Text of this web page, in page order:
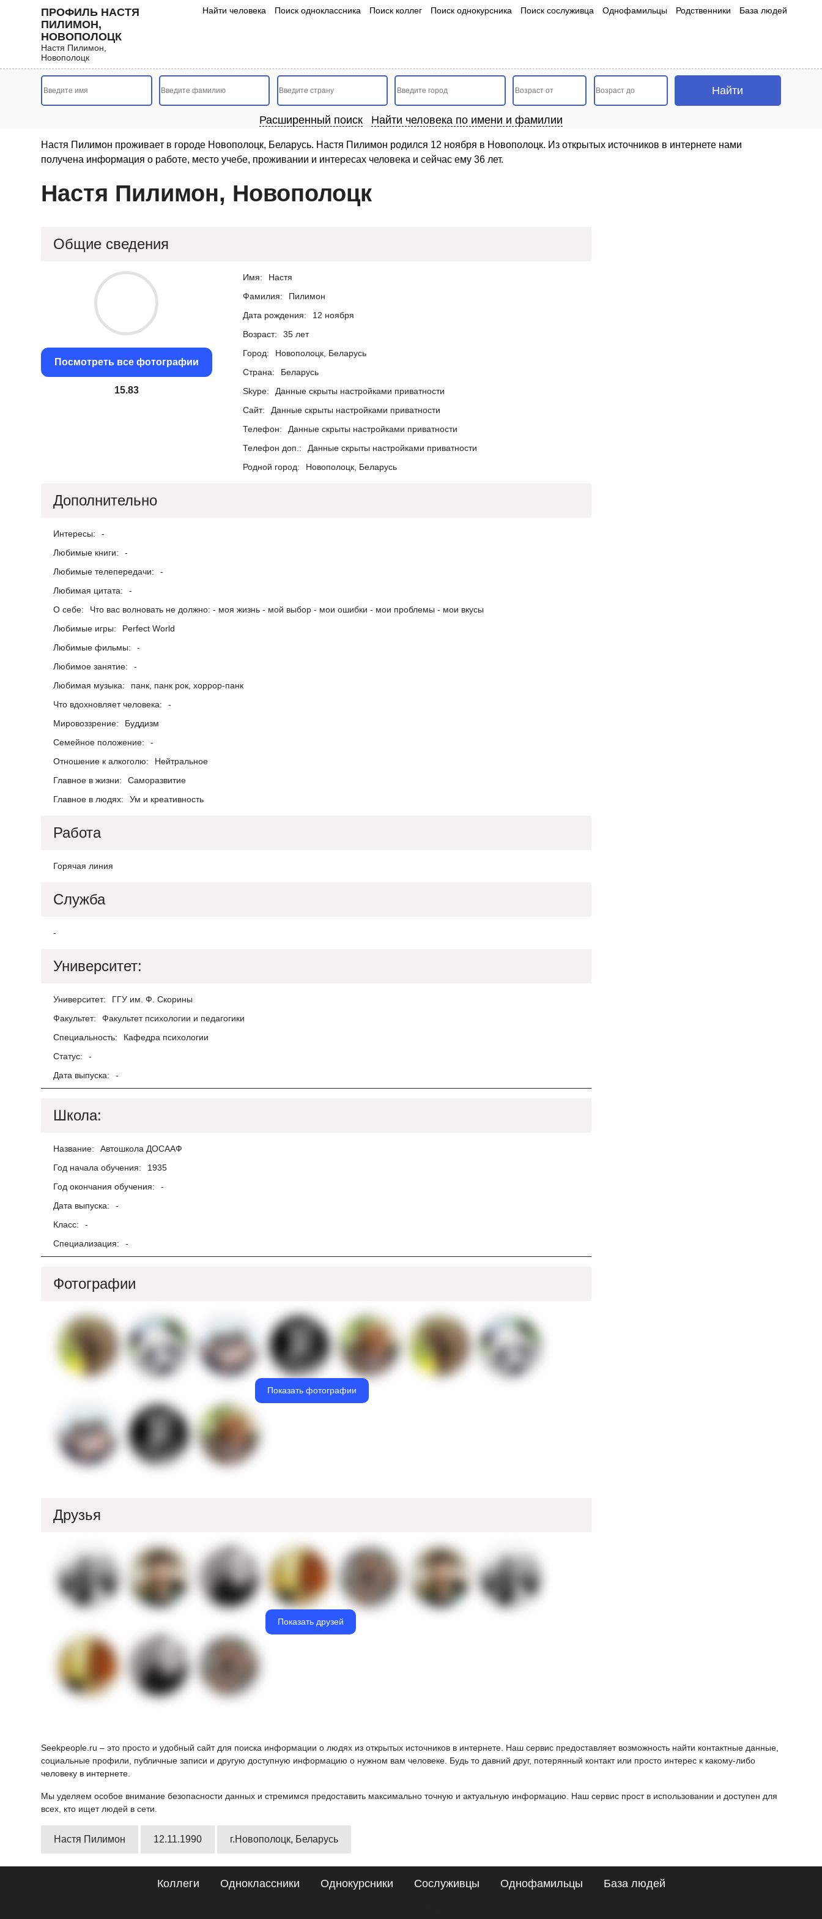
ПРОФИЛЬ НАСТЯ
ПИЛИМОН,
НОВОПОЛОЦК
Настя Пилимон,
Новополоцк
Найти человека Поиск одноклассника Поиск коллег Поиск однокурсника Поиск сослуживца Однофамильцы Родственники База людей
Расширенный поиск Найти человека по имени и фамилии
Настя Пилимон проживает в городе Новополоцк, Беларусь. Настя Пилимон родился 12 ноября в Новополоцк. Из открытых источников в интернете нами
получена информация о работе, место учебе, проживании и интересах человека и сейчас ему 36 лет.
Настя Пилимон, Новополоцк
Общие сведения
Посмотреть все фотографии
15.08
Имя:
Настя
Фамилия:
Пилимон
Дата рождения:
12 ноября
Возраст:
35 лет
Город:
Новополоцк, Беларусь
Страна:
Беларусь
Skype:
Данные скрыты настройками приватности
Сайт:
Данные скрыты настройками приватности
Телефон:
Данные скрыты настройками приватности
Телефон доп.:
Данные скрыты настройками приватности
Родной город:
Новополоцк, Беларусь
Дополнительно
Интересы:
-
Любимые книги:
-
Любимые телепередачи:
-
Любимая цитата:
-
О себе:
Что вас волновать не должно: - моя жизнь - мой выбор - мои ошибки - мои проблемы - мои вкусы
Любимые игры:
Perfect World
Любимые фильмы:
-
Любимое занятие:
-
Любимая музыка:
панк, панк рок, хоррор-панк
Что вдохновляет человека:
-
Мировоззрение:
Буддизм
Семейное положение:
-
Отношение к алкоголю:
Нейтральное
Главное в жизни:
Саморазвитие
Главное в людях:
Ум и креативность
Работа
Горячая линия
Служба
-
Университет:
Университет:
ГГУ им. Ф. Скорины
Факультет:
Факультет психологии и педагогики
Специальность:
Кафедра психологии
Статус:
-
Дата выпуска:
-
Школа:
Название:
Автошкола ДОСААФ
Год начала обучения:
1935
Год окончания обучения:
-
Дата выпуска:
-
Класс:
-
Специализация:
-
Фотографии
Показать фотографии
Друзья
Показать друзей
Seekpeople.ru – это просто и удобный сайт для поиска информации о людях из открытых источников в интернете. Наш сервис предоставляет возможность найти контактные данные,
социальные профили, публичные записи и другую доступную информацию о нужном вам человеке. Будь то давний друг, потерянный контакт или просто интерес к какому-либо
человеку в интернете.
Мы уделяем особое внимание безопасности данных и стремимся предоставить максимально точную и актуальную информацию. Наш сервис прост в использовании и доступен для
всех, кто ищет людей в сети.
Настя Пилимон 12.11.1990 г.Новополоцк, Беларусь
Коллеги Одноклассники Однокурсники Сослуживцы Однофамильцы База людей